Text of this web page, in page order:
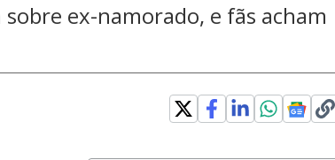
ex-namorado, e fãs acham